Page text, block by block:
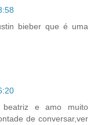
bieber que é uma
e amo muito
de conversar,ver